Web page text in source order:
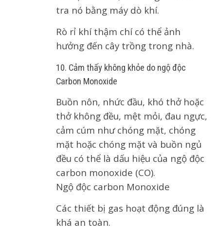
tra nó bằng máy dò khí.
Rò rỉ khí thậm chí có thể ảnh
hưởng đến cây trồng trong nhà.
10. Cảm thấy không khỏe do ngộ độc
Carbon Monoxide
Buồn nôn, nhức đầu, khó thở hoặc
thở không đều, mệt mỏi, đau ngực,
cảm cúm như chóng mặt, chóng
mặt hoặc chóng mặt và buồn ngủ
đều có thể là dấu hiệu của ngộ độc
carbon monoxide (CO).
Ngộ độc carbon Monoxide
Các thiết bị gas hoạt động đúng là
khá an toàn.